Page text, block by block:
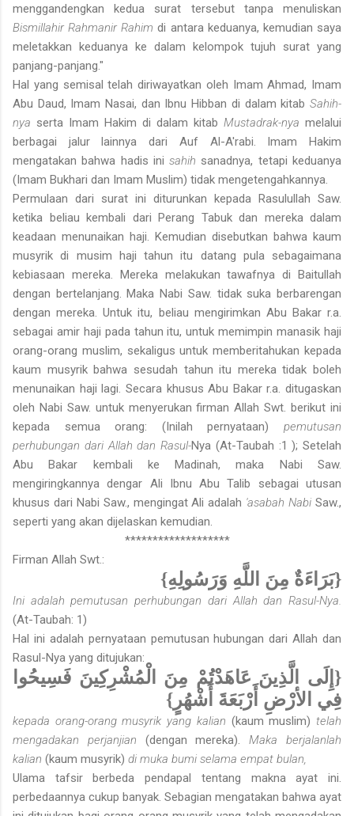
menggandengkan kedua surat tersebut tanpa menuliskan
Bismillahir Rahmanir Rahimdi antara keduanya, kemudian saya
meletakkan keduanya ke dalam kelompok tujuh surat yang
panjang-panjang."
Hal yang semisal telah diriwayatkan oleh Imam Ahmad, Imam
Abu Daud, Imam Nasai, dan Ibnu Hibban di dalam kitab Sahih-
nya serta Imam Hakim di dalam kitab Mustadrak-nya melalui
berbagai jalur lainnya dari Auf Al-A'rabi. Imam Hakim
mengatakan bahwa hadis inisahih sanadnya, tetapi keduanya
(Imam Bukhari dan Imam Muslim) tidak mengetengahkannya.
Permulaan dari surat ini diturunkan kepada Rasulullah Saw.
ketika beliau kembali dari Perang Tabuk dan mereka dalam
keadaan menunaikan haji. Kemudian disebutkan bahwa kaum
musyrik di musim haji tahun itu datang pula sebagaimana
kebiasaan mereka. Mereka melakukan tawafnya di Baitullah
dengan bertelanjang. Maka Nabi Saw. tidak suka berbarengan
dengan mereka. Untuk itu, beliau mengirimkan Abu Bakar r.a.
sebagai amir haji pada tahun itu, untuk memimpin manasik haji
orang-orang muslim, sekaligus untuk memberitahukan kepada
kaum musyrik bahwa sesudah tahun itu mereka tidak boleh
menunaikan haji lagi. Secara khusus Abu Bakar r.a. ditugaskan
oleh Nabi Saw. untuk menyerukan firman Allah Swt. berikut ini
kepada semua orang: (Inilah pernyataan) pemutusan
perhubungan dari Allah dan Rasul-Nya (At-Taubah :1 ); Setelah
Abu Bakar kembali ke Madinah, maka Nabi Saw.
mengiringkannya dengar Ali Ibnu Abu Talib sebagai utusan
khusus dari Nabi Saw., mengingat Ali adalah 'asabah NabiSaw.,
seperti yang akan dijelaskan kemudian.
*******************
Firman Allah Swt.:
{بَرَاءَةٌ مِنَ اللَّهِ وَرَسُولِهِ}
Ini adalah pemutusan perhubungan dari Allah dan Rasul-Nya.
(At-Taubah: 1)
Hal ini adalah pernyataan pemutusan hubungan dari Allah dan
Rasul-Nya yang ditujukan:
{إِلَى الَّذِينَ عَاهَدْتُمْ مِنَ الْمُشْرِكِينَ فَسِيحُوا
فِي الأرْضِ أَرْبَعَةَ أَشْهُرٍ}
kepada orang-orang musyrik yang kalian (kaum muslim)telah
mengadakan perjanjian (dengan mereka).Maka berjalanlah
kalian (kaum musyrik) di muka bumi selama empat bulan,
Ulama tafsir berbeda pendapal tentang makna ayat ini.
perbedaannya cukup banyak. Sebagian mengatakan bahwa ayat